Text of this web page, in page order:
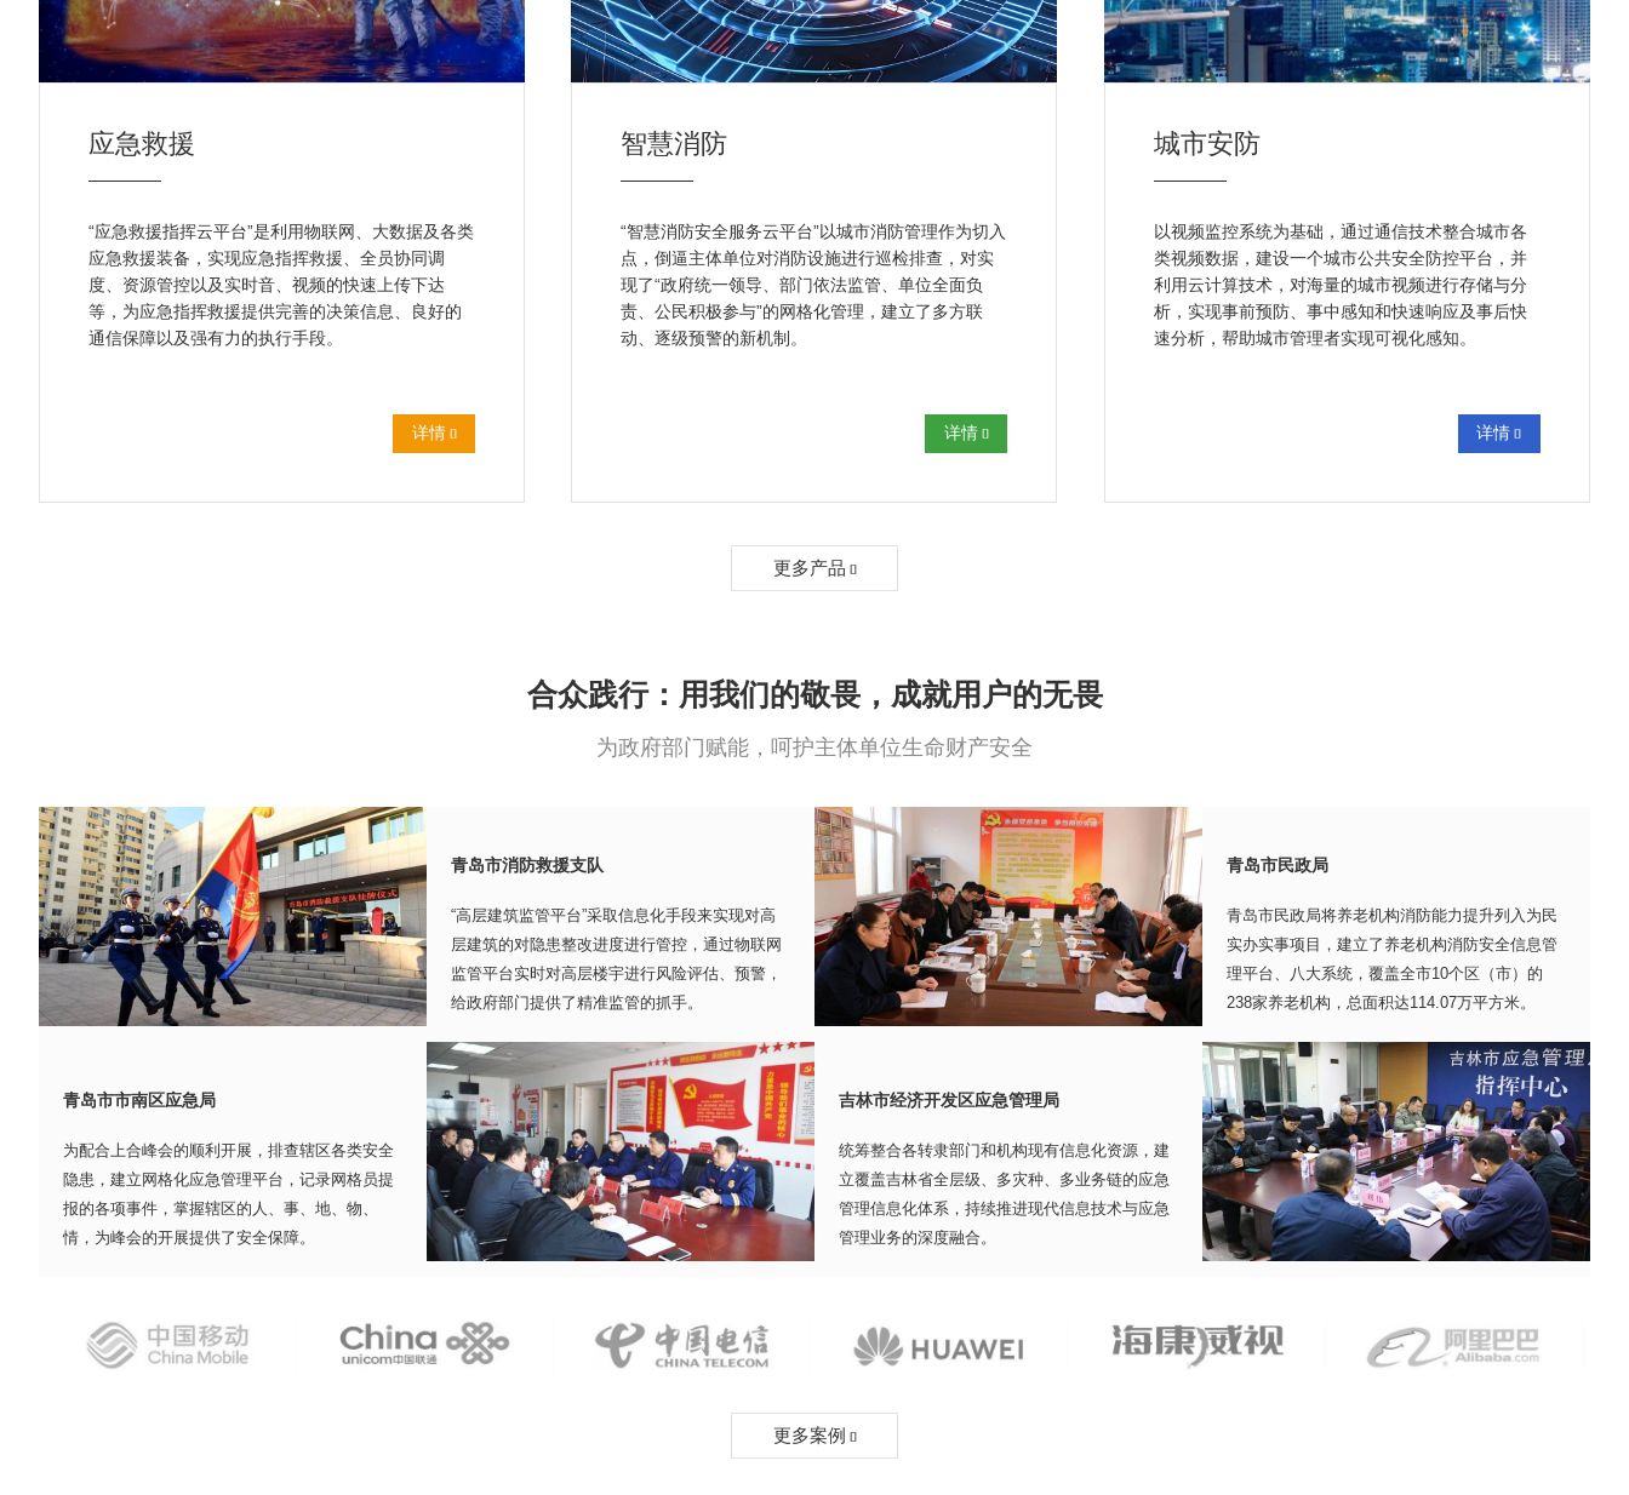
应急救援
“应急救援指挥云平台”是利用物联网、大数据及各类
应急救援装备，实现应急指挥救援、全员协同调
度、资源管控以及实时音、视频的快速上传下达
等，为应急指挥救援提供完善的决策信息、良好的
通信保障以及强有力的执行手段。
详情 
智慧消防
“智慧消防安全服务云平台”以城市消防管理作为切入
点，倒逼主体单位对消防设施进行巡检排查，对实
现了“政府统一领导、部门依法监管、单位全面负
责、公民积极参与”的网格化管理，建立了多方联
动、逐级预警的新机制。
详情 
城市安防
以视频监控系统为基础，通过通信技术整合城市各
类视频数据，建设一个城市公共安全防控平台，并
利用云计算技术，对海量的城市视频进行存储与分
析，实现事前预防、事中感知和快速响应及事后快
速分析，帮助城市管理者实现可视化感知。
详情 
更多产品 
合众践行：用我们的敬畏，成就用户的无畏
为政府部门赋能，呵护主体单位生命财产安全
青岛市消防救援支队
“高层建筑监管平台”采取信息化手段来实现对高
层建筑的对隐患整改进度进行管控，通过物联网
监管平台实时对高层楼宇进行风险评估、预警，
给政府部门提供了精准监管的抓手。
青岛市民政局
青岛市民政局将养老机构消防能力提升列入为民
实办实事项目，建立了养老机构消防安全信息管
理平台、八大系统，覆盖全市10个区（市）的
238家养老机构，总面积达114.07万平方米。
青岛市市南区应急局
为配合上合峰会的顺利开展，排查辖区各类安全
隐患，建立网格化应急管理平台，记录网格员提
报的各项事件，掌握辖区的人、事、地、物、
情，为峰会的开展提供了安全保障。
吉林市经济开发区应急管理局
统筹整合各转隶部门和机构现有信息化资源，建
立覆盖吉林省全层级、多灾种、多业务链的应急
管理信息化体系，持续推进现代信息技术与应急
管理业务的深度融合。
更多案例 